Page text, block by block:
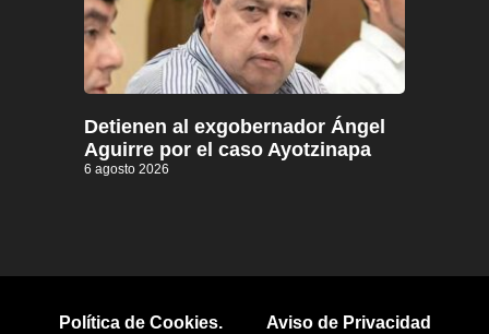
Detienen al exgobernador Ángel
Aguirre por el caso Ayotzinapa
6 agosto 2026
Política de Cookies. Aviso de Privacidad